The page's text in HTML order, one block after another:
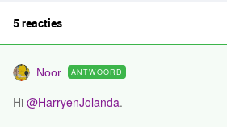
5 reacties
Noor ANTWOORD
Hi @HarryenJolanda.